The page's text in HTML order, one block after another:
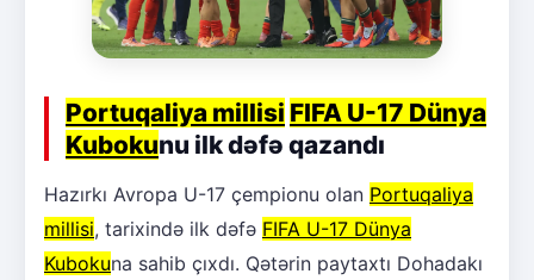
Portuqaliya millisi FIFA U-17 Dünya
Kubokunu ilk dəfə qazandı
Hazırkı Avropa U-17 çempionu olan Portuqaliya
millisi, tarixində ilk dəfə FIFA U-17 Dünya
Kubokuna sahib çıxdı. Qətərin paytaxtı Dohadakı